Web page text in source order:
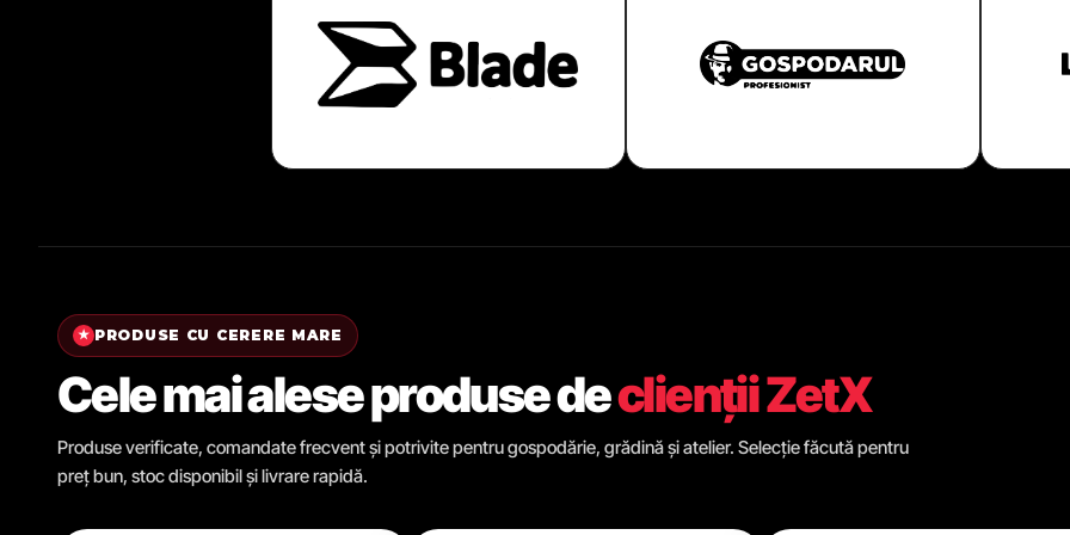
★ PRODUSE CU CERERE MARE
Cele mai alese produse declienții ZetX
Produse verificate, comandate frecvent și potrivite pentru gospodărie, grădină și atelier. Selecție făcută pentru
preț bun, stoc disponibil și livrare rapidă.